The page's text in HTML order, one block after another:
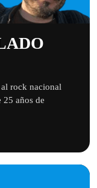
rock nacional
25 años de